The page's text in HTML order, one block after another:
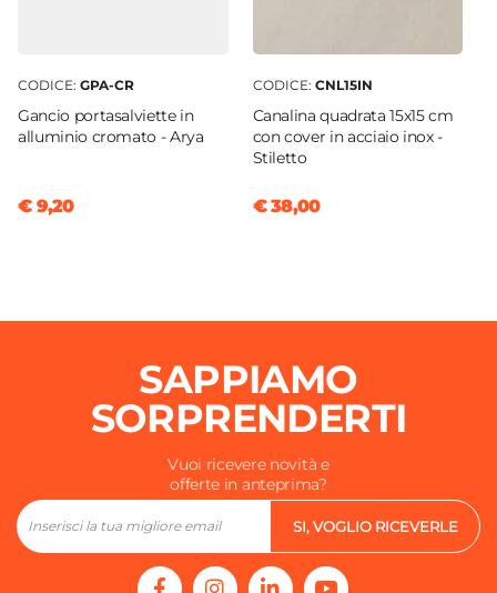
CODICE: GPA-CR
Gancio portasalviette in
alluminio cromato - Arya
€ 9,20
CODICE: CNL15IN
Canalina quadrata 15x15 cm
con cover in acciaio inox -
Stiletto
€ 38,00
SAPPIAMO
SORPRENDERTI
Vuoi ricevere novità e
offerte in anteprima?
SI, VOGLIO RICEVERLE